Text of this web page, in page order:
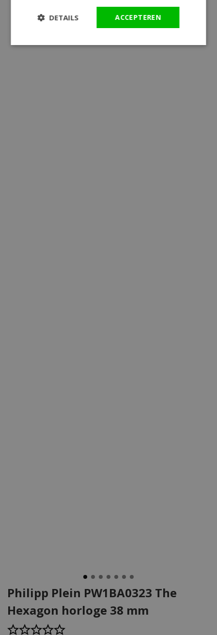
Philipp Plein PW1BA0323 The
Hexagon horloge 38 mm
ACCEPTEREN
DETAILS